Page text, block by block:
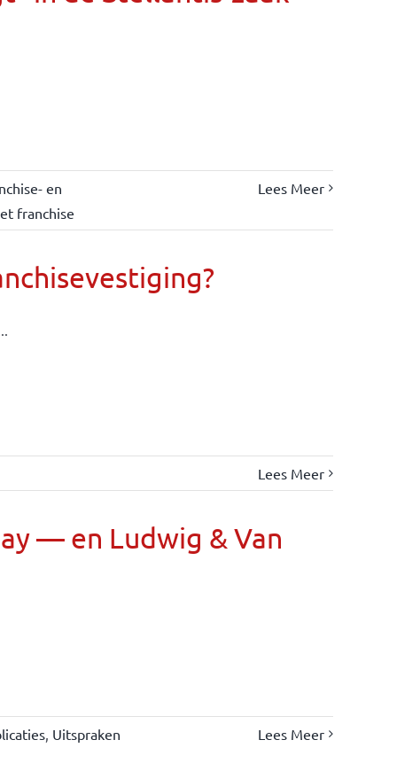
en
franchise
Lees Meer
Lees Meer
— en Ludwig & Van
, Uitspraken
Lees Meer